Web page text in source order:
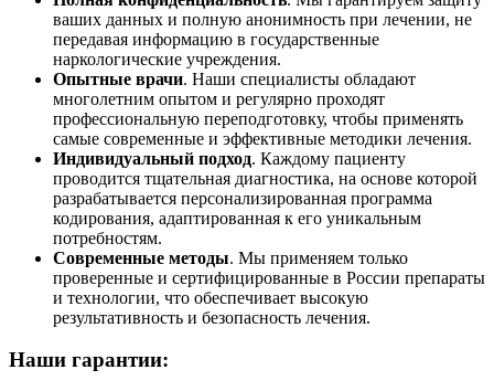
ваших данных и полную анонимность при лечении, не
передавая информацию в государственные
наркологические учреждения.
Опытные врачи. Наши специалисты обладают
многолетним опытом и регулярно проходят
профессиональную переподготовку, чтобы применять
самые современные и эффективные методики лечения.
Индивидуальный подход. Каждому пациенту
проводится тщательная диагностика, на основе которой
разрабатывается персонализированная программа
кодирования, адаптированная к его уникальным
потребностям.
Современные методы. Мы применяем только
проверенные и сертифицированные в России препараты
и технологии, что обеспечивает высокую
результативность и безопасность лечения.
Наши гарантии: